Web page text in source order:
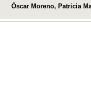
Óscar Moreno, Patricia